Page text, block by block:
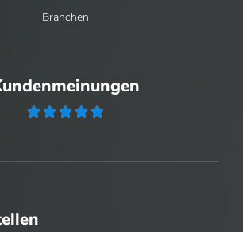
Branchen
    